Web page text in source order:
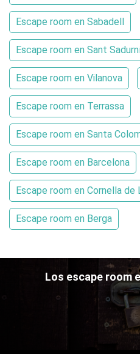
Escape room en Sabadell
Escape room en Sant
Escape room en Vilanova
Escape room en Terrassa
Escape room en Santa
Escape room en Barcelona
Escape room en Cornella de
Escape room en Berga
Los escape room